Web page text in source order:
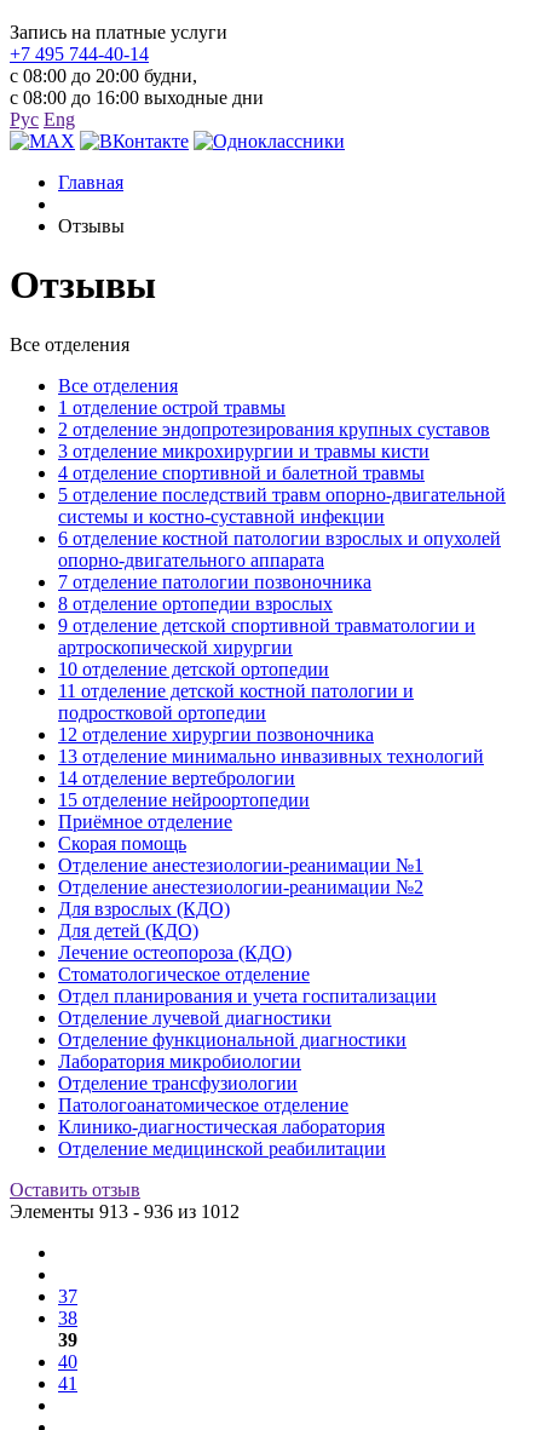
Запись на платные услуги
+7 495 744-40-14
с 08:00 до 20:00 будни,
с 08:00 до 16:00 выходные дни
Рус Eng
Главная
Отзывы
Отзывы
Все отделения
Все отделения
1 отделение острой травмы
2 отделение эндопротезирования крупных суставов
3 отделение микрохирургии и травмы кисти
4 отделение спортивной и балетной травмы
5 отделение последствий травм опорно-двигательной
системы и костно-суставной инфекции
6 отделение костной патологии взрослых и опухолей
опорно-двигательного аппарата
7 отделение патологии позвоночника
8 отделение ортопедии взрослых
9 отделение детской спортивной травматологии и
артроскопической хирургии
10 отделение детской ортопедии
11 отделение детской костной патологии и
подростковой ортопедии
12 отделение хирургии позвоночника
13 отделение минимально инвазивных технологий
14 отделение вертебрологии
15 отделение нейроортопедии
Приёмное отделение
Скорая помощь
Отделение анестезиологии-реанимации №1
Отделение анестезиологии-реанимации №2
Для взрослых (КДО)
Для детей (КДО)
Лечение остеопороза (КДО)
Стоматологическое отделение
Отдел планирования и учета госпитализации
Отделение лучевой диагностики
Отделение функциональной диагностики
Лаборатория микробиологии
Отделение трансфузиологии
Патологоанатомическое отделение
Клинико-диагностическая лаборатория
Отделение медицинской реабилитации
Оставить отзыв
Элементы 913 - 936 из 1012
37
38
39
40
41